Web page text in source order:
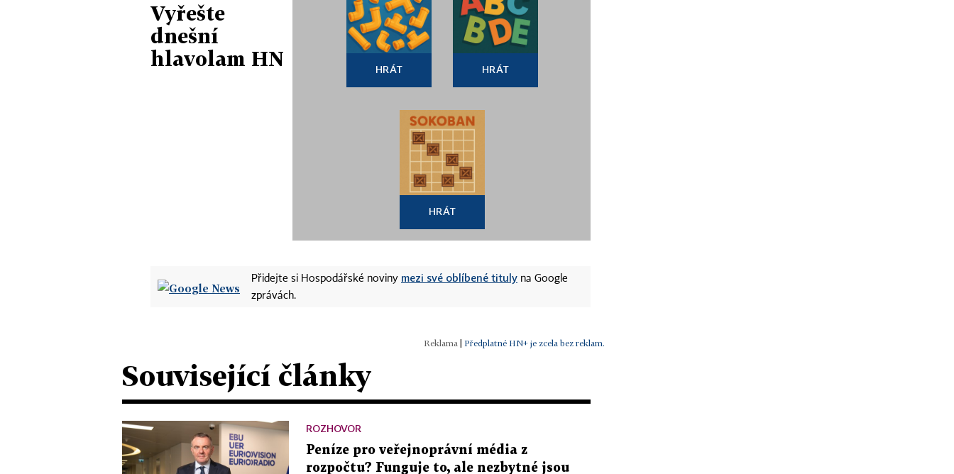
Vyřešte
dnešní
hlavolam HN
HRÁT HRÁT
HRÁT
Přidejte si Hospodářské noviny mezi své oblíbené tituly na Google
zprávách.
| Předplatné HN+ je zcela bez reklam.
Související články
ROZHOVOR
Peníze pro veřejnoprávní média z
rozpočtu? Funguje to, ale nezbytné jsou